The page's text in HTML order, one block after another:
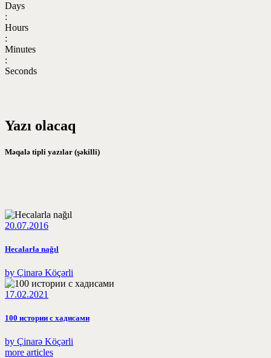
Days
:
Hours
:
Minutes
:
Seconds
Yazı olacaq
Məqalə tipli yazılar (şəkilli)
20.07.2016
Hecalarla nağıl
by Çinarə Köçərli
17.02.2021
100 истории с хадисами
by Çinarə Köçərli
more articles